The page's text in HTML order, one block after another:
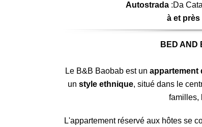
Autostrada :Da
à et près
BED AND
Le B&B Baobab est unappartement
unstyle ethnique, situé dans le
familles,
L'appartement réservé aux hôtes se